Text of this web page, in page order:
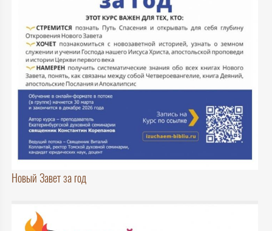
Новый Завет за год